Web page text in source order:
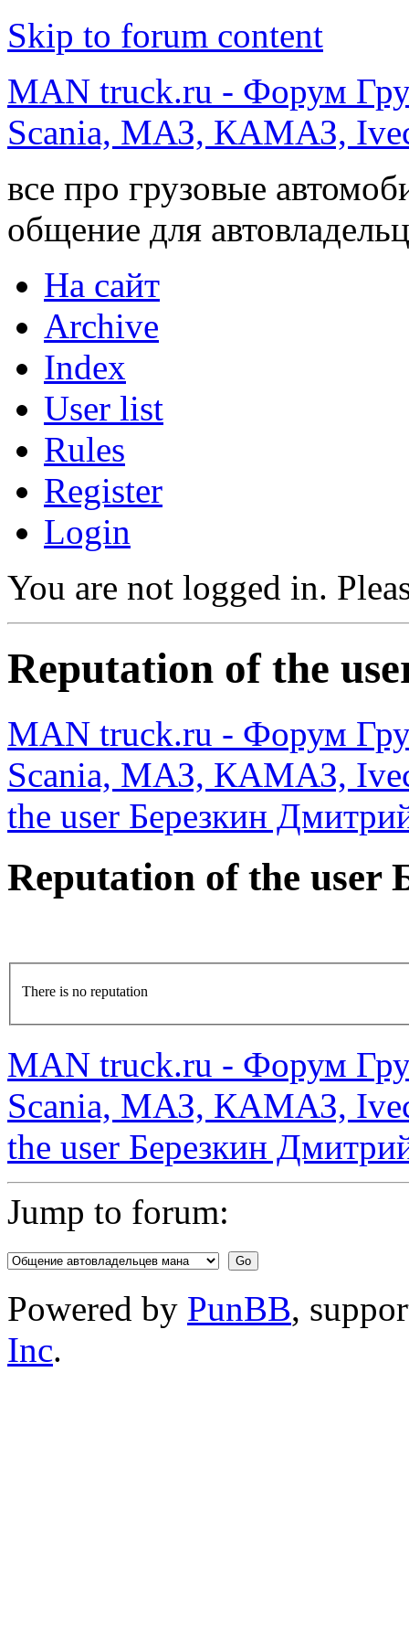
Skip to forum content
MAN truck.ru - Форум
Scania, МАЗ, КАМАЗ,
все про грузовые
общение для
На сайт
Archive
Index
User list
Rules
Register
Login
You are not logged in.
Reputation of the
MAN truck.ru - Форум
Scania, МАЗ, КАМАЗ,
the user Березкин
Reputation of the
There is no reputation
MAN truck.ru - Форум
Scania, МАЗ, КАМАЗ,
the user Березкин
Jump to forum:
Powered by PunBB,
Inc.